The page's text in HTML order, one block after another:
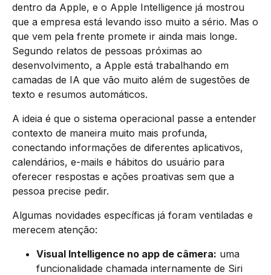
dentro da Apple, e o Apple Intelligence já mostrou
que a empresa está levando isso muito a sério. Mas o
que vem pela frente promete ir ainda mais longe.
Segundo relatos de pessoas próximas ao
desenvolvimento, a Apple está trabalhando em
camadas de IA que vão muito além de sugestões de
texto e resumos automáticos.
A ideia é que o sistema operacional passe a entender
contexto de maneira muito mais profunda,
conectando informações de diferentes aplicativos,
calendários, e-mails e hábitos do usuário para
oferecer respostas e ações proativas sem que a
pessoa precise pedir.
Algumas novidades específicas já foram ventiladas e
merecem atenção:
Visual Intelligence no app de câmera: uma
funcionalidade chamada internamente de Siri